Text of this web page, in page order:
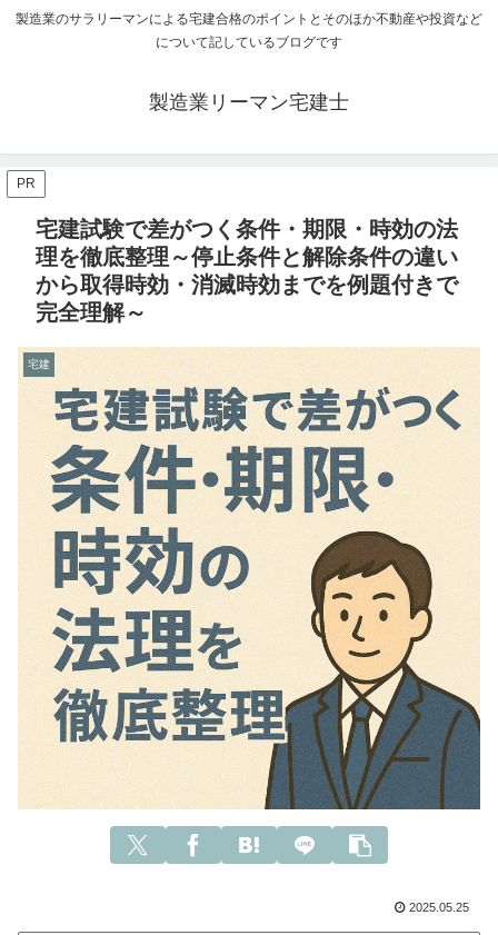
製造業のサラリーマンによる宅建合格のポイントとそのほか不動産や投資など
について記しているブログです
製造業リーマン宅建士
PR
宅建試験で差がつく条件・期限・時効の法
理を徹底整理～停止条件と解除条件の違い
から取得時効・消滅時効までを例題付きで
完全理解～
宅建
2025.05.25